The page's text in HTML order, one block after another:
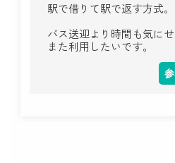
駅で借りて駅で返す方式。
バス送迎より時間も気に
また利用したいです。